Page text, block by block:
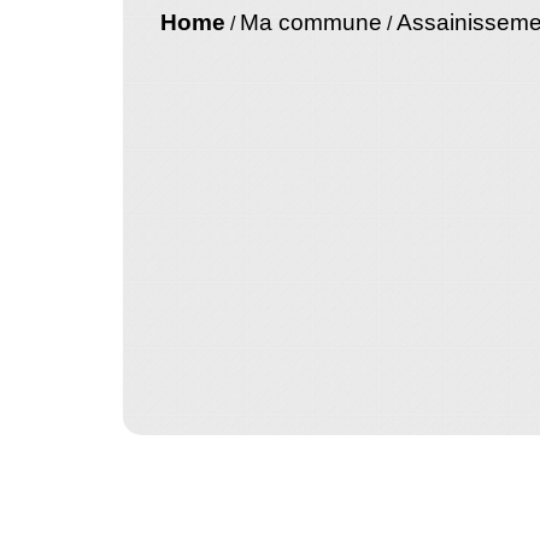
Home / Ma commune /